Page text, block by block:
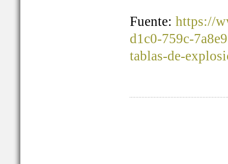
Fuente: https://
d1c0-759c-
tablas-de-